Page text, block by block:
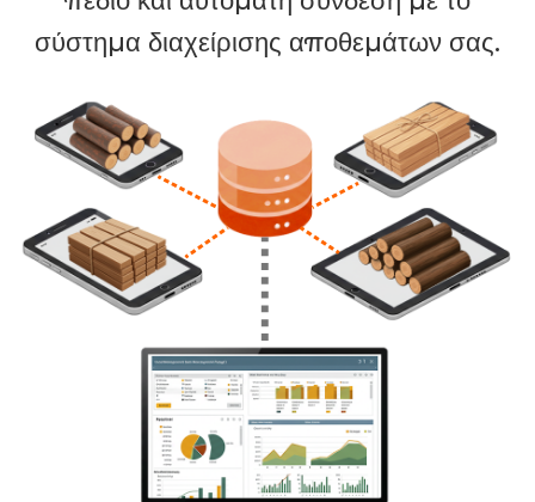
Συλλογή δεδομένων από πολλές κινητές
συσκευές, εκτύπωση εγγράφων στο
πεδίο και αυτόματη σύνδεση με το
σύστημα διαχείρισης αποθεμάτων σας.